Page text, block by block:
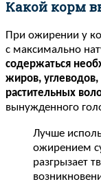
Какой корм
При ожирении у
с максимально
содержаться
жиров,
растительных
вынужденного
Лучше
ожирением
разгрызает